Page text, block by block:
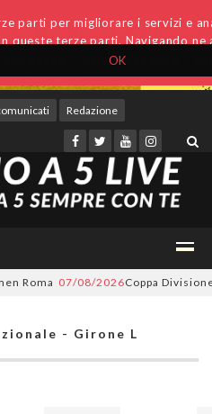
OK
parti per migliorare i servizi e
queste terze parti. Navigando
Redazione
07/08/2026Coppa Divisione, si
- Girone L